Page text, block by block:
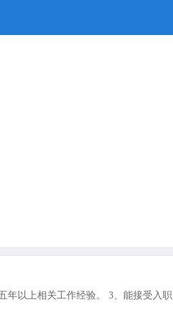
年以上相关工作经验。 3、能接受入